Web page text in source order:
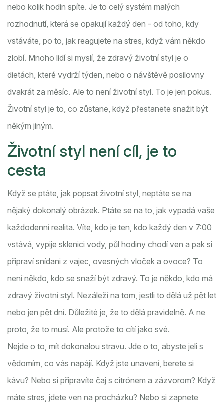
nebo kolik hodin spíte. Je to celý systém malých
rozhodnutí, která se opakují každý den - od toho, kdy
vstáváte, po to, jak reagujete na stres, když vám někdo
zlobí. Mnoho lidí si myslí, že zdravý životní styl je o
dietách, které vydrží týden, nebo o návštěvě posilovny
dvakrát za měsíc. Ale to není životní styl. To je jen pokus.
Životní styl je to, co zůstane, když přestanete snažit být
někým jiným.
Životní styl není cíl, je to
cesta
Když se ptáte, jak popsat životní styl, neptáte se na
nějaký dokonalý obrázek. Ptáte se na to, jak vypadá vaše
každodenní realita. Víte, kdo je ten, kdo každý den v 7:00
vstává, vypije sklenici vody, půl hodiny chodí ven a pak si
připraví snídani z vajec, ovesných vloček a ovoce? To
není někdo, kdo se snaží být zdravý. To je někdo, kdo má
zdravý životní styl. Nezáleží na tom, jestli to dělá už pět let
nebo jen pět dní. Důležité je, že to dělá pravidelně. A ne
proto, že to musí. Ale protože to cítí jako své.
Nejde o to, mít dokonalou stravu. Jde o to, abyste jeli s
vědomím, co vás napájí. Když jste unavení, berete si
kávu? Nebo si připravíte čaj s citrónem a zázvorom? Když
máte stres, jdete ven na procházku? Nebo si zapnete